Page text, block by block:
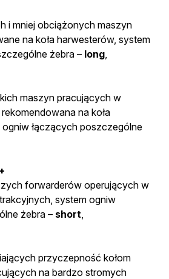
i mniej obciążonych maszyn
na koła harwesterów, system
żebra – long,
maszyn pracujących w
na koła
łączących poszczególne
forwarderów operujących w
system ogniw
żebra – short,
przyczepność kołom
na bardzo stromych